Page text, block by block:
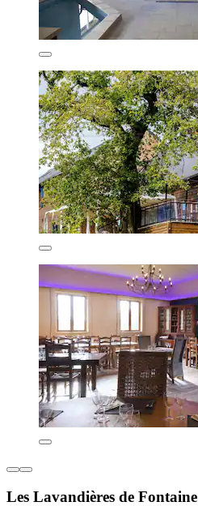
Les Lavandières de Fontaine